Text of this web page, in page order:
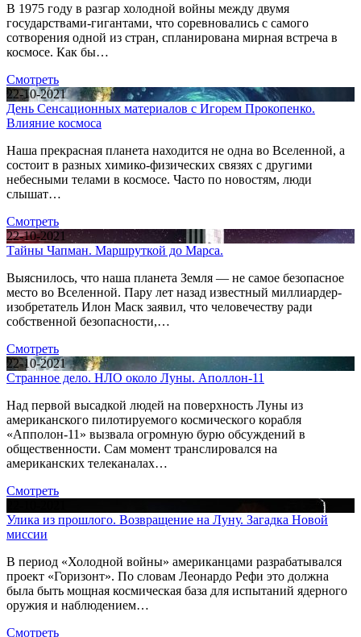
В 1975 году в разгар холодной войны между двумя
государствами-гигантами, что соревновались с самого
сотворения одной из стран, спланирована мирная встреча в
космосе. Как бы…
Смотреть
22-10-2021
День Сенсационных материалов с Игорем Прокопенко.
Влияние космоса
Наша прекрасная планета находится не одна во Вселенной, а
состоит в разных химико-физических связях с другими
небесными телами в космосе. Часто по новостям, люди
слышат…
Смотреть
22-10-2021
Тайны Чапман. Маршруткой до Марса.
Выяснилось, что наша планета Земля — не самое безопасное
место во Вселенной. Пару лет назад известный миллиардер-
изобретатель Илон Маск заявил, что человечеству ради
собственной безопасности,…
Смотреть
22-10-2021
Странное дело. НЛО около Луны. Аполлон-11
Над первой высадкой людей на поверхность Луны из
американского пилотируемого космического корабля
«Апполон-11» вызвала огромную бурю обсуждений в
общественности. Сам момент транслировался на
американских телеканалах…
Смотреть
Улика из прошлого. Возвращение на Луну. Загадка Новой
миссии
В период «Холодной войны» американцами разрабатывался
проект «Горизонт». По словам Леонардо Рефи это должна
была быть мощная космическая база для испытаний ядерного
оружия и наблюдением…
Смотреть